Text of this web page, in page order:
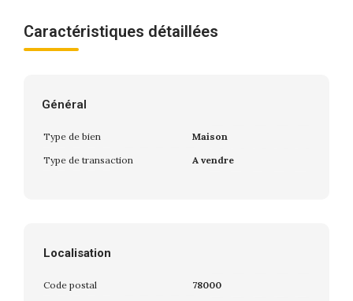
Caractéristiques détaillées
Général
Type de bien
Maison
Type de transaction
A vendre
Localisation
Code postal
78000